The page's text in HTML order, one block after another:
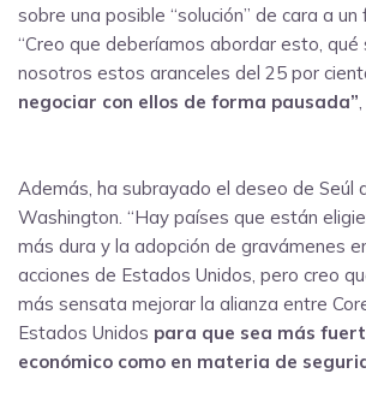
sobre una posible “solución” de cara a un
“Creo que deberíamos abordar esto, qué
nosotros estos aranceles del 25 por
negociar con ellos de forma pausada”
Además, ha subrayado el deseo de Seúl
Washington. “Hay países que están
más dura y la adopción de gravámenes
acciones de Estados Unidos, pero creo
más sensata mejorar la alianza entre
Estados Unidos para que sea más
económico como en materia de